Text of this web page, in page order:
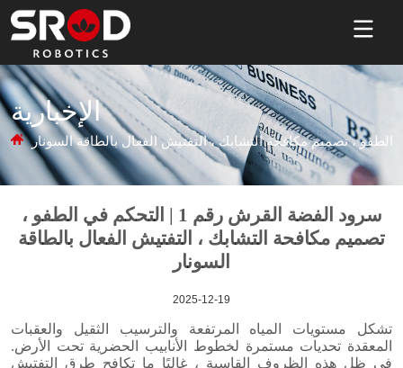
الإخبارية
2025-12-19